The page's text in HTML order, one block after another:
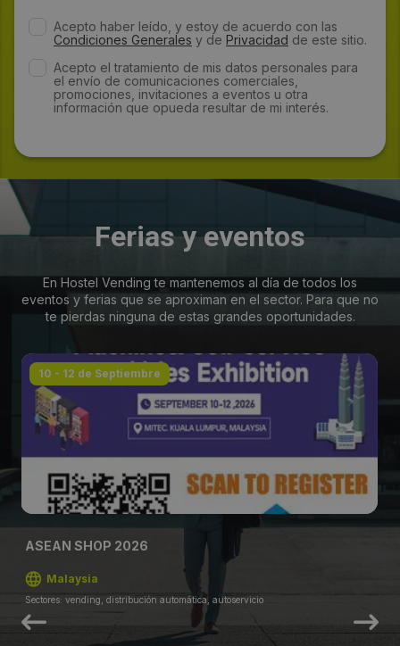
Acepto haber leído, y estoy de acuerdo con las
Condiciones Generales y de Privacidad de este sitio.
Acepto el tratamiento de mis datos personales para
el envío de comunicaciones comerciales,
promociones, invitaciones a eventos u otra
información que opueda resultar de mi interés.
Ferias y eventos
En Hostel Vending te mantenemos al día de todos los
eventos y ferias que se aproximan en el sector. Para que no
te pierdas ninguna de estas grandes oportunidades.
10 - 12 de Septiembre
ASEAN SHOP 2026
Malaysia
Sectores: vending, distribución automática, autoservicio